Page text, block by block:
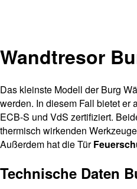
Wandtresor
Das kleinste Modell der Burg
werden. In diesem Fall bietet er
ECB-S und VdS zertifiziert.
thermisch wirkenden
Außerdem hat die Tür
Technische Daten